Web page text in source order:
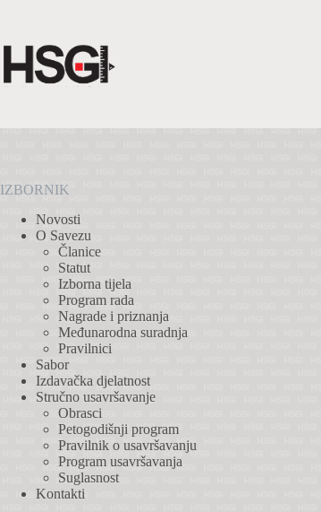
IZBORNIK
Novosti
O Savezu
Članice
Statut
Izborna tijela
Program rada
Nagrade i priznanja
Međunarodna suradnja
Pravilnici
Sabor
Izdavačka djelatnost
Stručno usavršavanje
Obrasci
Petogodišnji program
Pravilnik o usavršavanju
Program usavršavanja
Suglasnost
Kontakti